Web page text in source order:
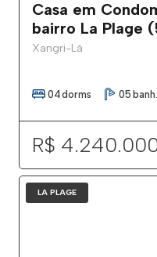
Casa em
bairro La Plage
Xangri-Lá
04dorms 05 banh.
R$
LA PLAGE